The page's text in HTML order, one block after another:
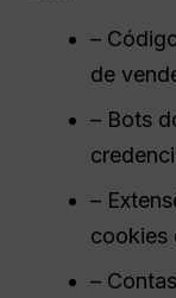
–
de
– Bots
–
cookies
–